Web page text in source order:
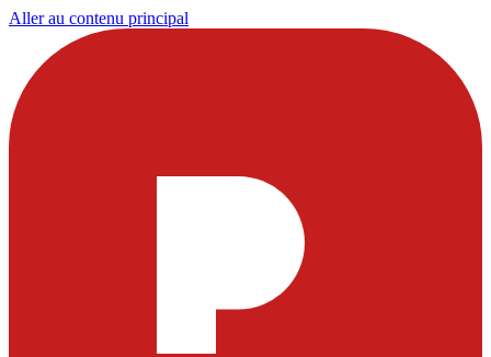
Aller au contenu principal